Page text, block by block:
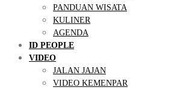
PANDUAN WISATA
KULINER
AGENDA
ID PEOPLE
VIDEO
JALAN JAJAN
VIDEO KEMENPAR